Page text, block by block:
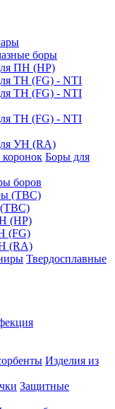
боры
ПН (HP)
ТН (FG) - NTI
ТН (FG) - NTI
ТН (FG) - NTI
УН (RA)
Боры для
боров
(ТВС)
(HP)
(FG)
(RA)
Твердосплавные
Изделия из
Защитные